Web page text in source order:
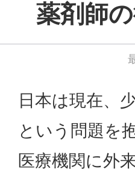
薬剤師
日本は現在、
という問題を
医療機関に外